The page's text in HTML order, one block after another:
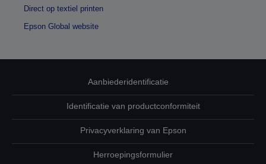
Direct op textiel printen
Epson Global website
Aanbiederidentificatie
Identificatie van productconformiteit
Privacyverklaring van Epson
Herroepingsformulier